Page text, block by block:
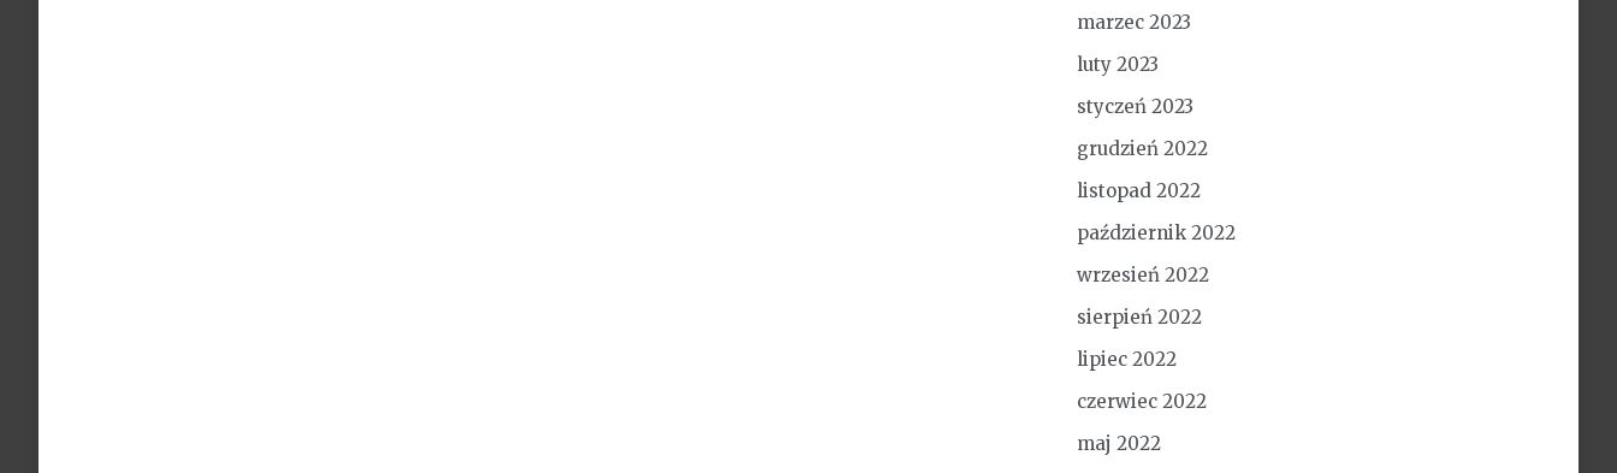
marzec 2023
luty 2023
styczeń 2023
grudzień 2022
listopad 2022
październik 2022
wrzesień 2022
sierpień 2022
lipiec 2022
czerwiec 2022
maj 2022